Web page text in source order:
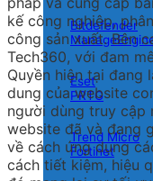
Bitdefender
Eset
PRTG
Trend Micro
Fortinet
kế công nghiệp,
công sản xuất. Bên
Tech360, với đam
Quyền hiện tại đang
dung của website
người dùng truy cập
website đã và đang
về cách ứng dụng
cách tiết kiệm, hiệu